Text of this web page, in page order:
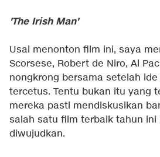
'The Irish Man'
Usai menonton film ini, saya
Scorsese, Robert de Niro, Al
nongkrong bersama setelah ide
tercetus. Tentu bukan itu yang
mereka pasti mendiskusikan
salah satu film terbaik tahun ini
diwujudkan.